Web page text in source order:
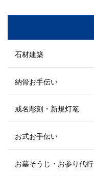
石材建築
納骨お手伝い
戒名彫刻・新規灯篭
お式お手伝い
お墓そうじ・お参り代行